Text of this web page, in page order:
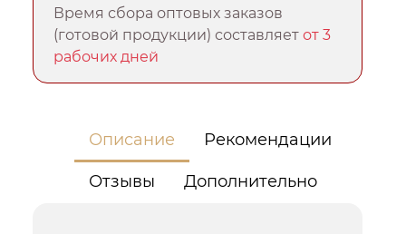
Время сбора оптовых заказов
(готовой продукции) составляетот 3
рабочих дней
Описание Рекомендации
Отзывы Дополнительно